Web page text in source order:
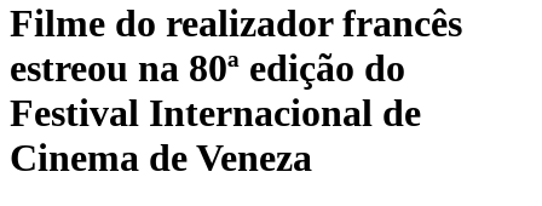
Filme do realizador francês
estreou na 80ª edição do
Festival Internacional de
Cinema de Veneza